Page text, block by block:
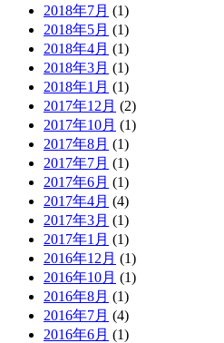
2018年7月 (1)
2018年5月 (1)
2018年4月 (1)
2018年3月 (1)
2018年1月 (1)
2017年12月 (2)
2017年10月 (1)
2017年8月 (1)
2017年7月 (1)
2017年6月 (1)
2017年4月 (4)
2017年3月 (1)
2017年1月 (1)
2016年12月 (1)
2016年10月 (1)
2016年8月 (1)
2016年7月 (4)
2016年6月 (1)